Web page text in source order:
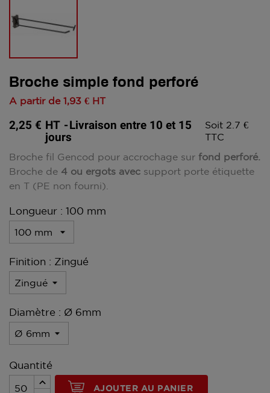
Broche simple fond perforé
A partir de 1,93 € HT
2,25 € HT
Livraison entre 10 et 15
jours
Soit 2.7 €
TTC
Broche fil Gencod pour accrochage sur fond perforé.
Broche de 4 ou ergots avec support porte étiquette
en T (PE non fourni).
Longueur : 100 mm
Finition : Zingué
Diamètre : Ø 6mm
Quantité
AJOUTER AU PANIER